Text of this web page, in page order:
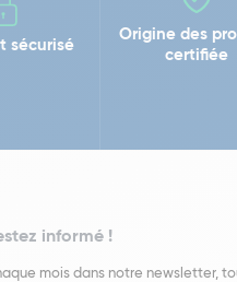
sécurisé
Origine des
certifiée
informé !
mois dans notre newsletter,